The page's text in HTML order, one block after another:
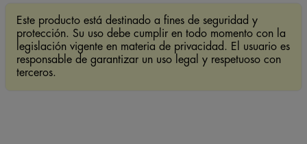
Este producto está destinado a fines de seguridad y
protección. Su uso debe cumplir en todo momento con la
legislación vigente en materia de privacidad. El usuario es
responsable de garantizar un uso legal y respetuoso con
terceros.